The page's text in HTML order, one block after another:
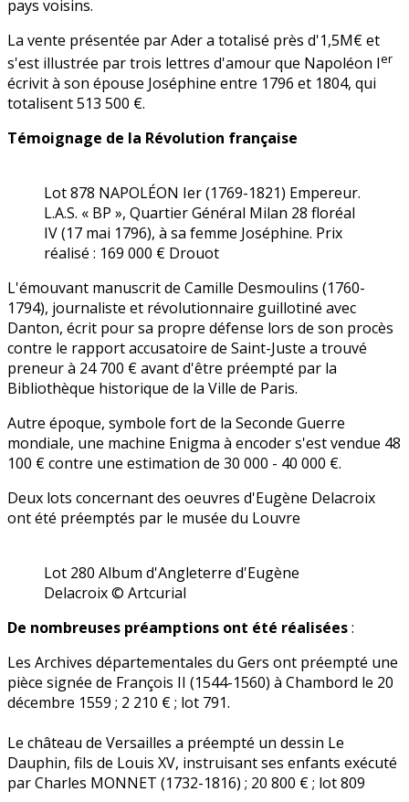
pays voisins.
La vente présentée par Ader a totalisé près d'1,5M€ et
s'est illustrée par trois lettres d'amour que Napoléon Ier
écrivit à son épouse Joséphine entre 1796 et 1804, qui
totalisent 513 500 €.
Témoignage de la Révolution française
Lot 878 NAPOLÉON Ier (1769-1821) Empereur.
L.A.S. « BP », Quartier Général Milan 28 floréal
IV (17 mai 1796), à sa femme Joséphine. Prix
réalisé : 169 000 € Drouot
L'émouvant manuscrit de Camille Desmoulins (1760-
1794), journaliste et révolutionnaire guillotiné avec
Danton, écrit pour sa propre défense lors de son procès
contre le rapport accusatoire de Saint-Juste a trouvé
preneur à 24 700 € avant d'être préempté par la
Bibliothèque historique de la Ville de Paris.
Autre époque, symbole fort de la Seconde Guerre
mondiale, une machine Enigma à encoder s'est vendue 48
100 € contre une estimation de 30 000 - 40 000 €.
Deux lots concernant des oeuvres d'Eugène Delacroix
ont été préemptés par le musée du Louvre
Lot 280 Album d'Angleterre d'Eugène
Delacroix © Artcurial
De nombreuses préamptions ont été réalisées:
Les Archives départementales du Gers ont préempté une
pièce signée de François II (1544-1560) à Chambord le 20
décembre 1559 ; 2 210 € ; lot 791.
Le château de Versailles a préempté un dessin Le
Dauphin, fils de Louis XV, instruisant ses enfants exécuté
par Charles MONNET (1732-1816) ; 20 800 € ; lot 809